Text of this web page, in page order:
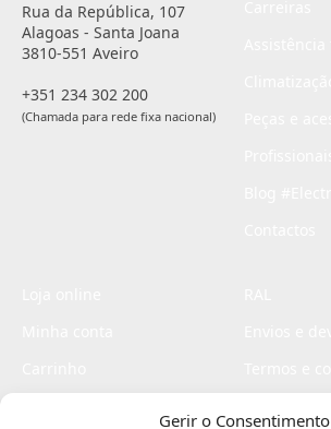
Gerir o Consentimento
Rua da República, 107
Alagoas - Santa Joana
3810-551 Aveiro
+351 234 302 200
(Chamada para rede fixa nacional)